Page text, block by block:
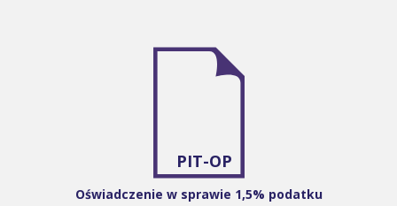
PIT-OP
Oświadczenie w sprawie 1,5% podatku